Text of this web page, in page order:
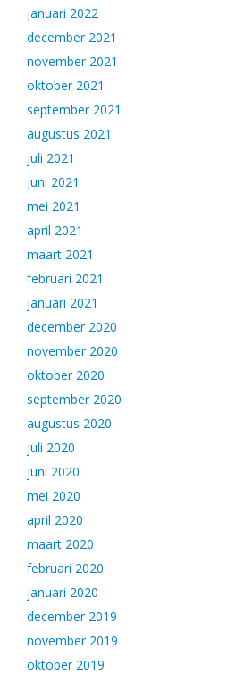
januari 2022
december 2021
november 2021
oktober 2021
september 2021
augustus 2021
juli 2021
juni 2021
mei 2021
april 2021
maart 2021
februari 2021
januari 2021
december 2020
november 2020
oktober 2020
september 2020
augustus 2020
juli 2020
juni 2020
mei 2020
april 2020
maart 2020
februari 2020
januari 2020
december 2019
november 2019
oktober 2019